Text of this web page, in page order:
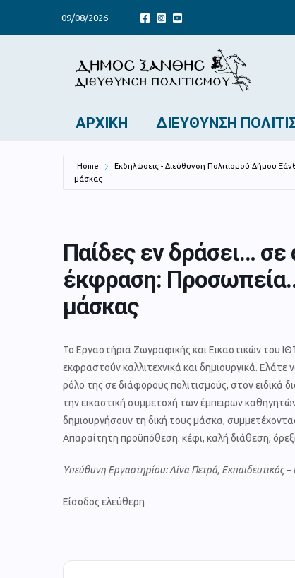
09/08/2026
ΑΡΧΙΚΉ ΔΙΕΎΘΥΝΣΗ
Home Εκδηλώσεις - Διεύθυνση Πολιτισμού Δήμου
μάσκας
Παίδες εν δράσει… σε
έκφραση:
μάσκας
Το Εργαστήρια Ζωγραφικής και Εικαστικών του
εκφραστούν καλλιτεχνικά και δημιουργικά.
ρόλο της σε διάφορους πολιτισμούς, στον ειδικά
την εικαστική συμμετοχή των έμπειρων
δημιουργήσουν τη δική τους μάσκα,
Απαραίτητη προϋπόθεση: κέφι, καλή διάθεση,
Υπεύθυνη Εργαστηρίου: Λίνα Πετρά, Εκπαιδευτικός –
Είσοδος ελεύθερη